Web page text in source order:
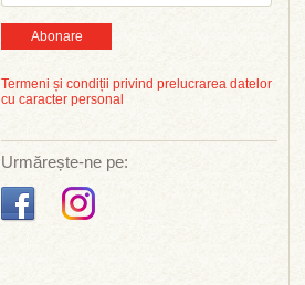
Abonare
Termeni și condiții privind prelucrarea datelor
cu caracter personal
Urmărește-ne pe: